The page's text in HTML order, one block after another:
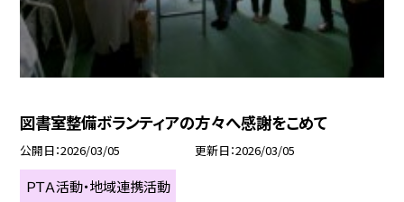
図書室整備ボランティアの方々へ感謝をこめて
公開日 2026/03/05 更新日 2026/03/05
ＰＴＡ活動・地域連携活動